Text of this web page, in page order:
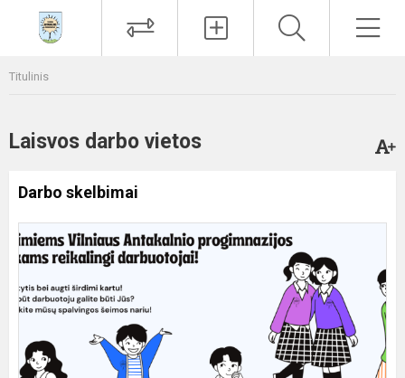
Titulinis
Laisvos darbo vietos
Darbo skelbimai